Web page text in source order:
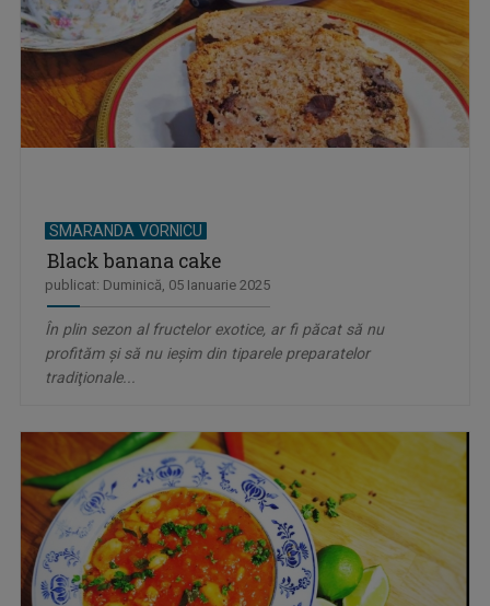
SMARANDA VORNICU
Black banana cake
publicat: Duminică, 05 Ianuarie 2025
În plin sezon al fructelor exotice, ar fi păcat să nu
profităm şi să nu ieşim din tiparele preparatelor
tradiţionale...